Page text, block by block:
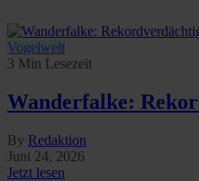
Vogelwelt
3 Min Lesezeit
Wanderfalke:
By Redaktion
Juni 24, 2026
Jetzt lesen